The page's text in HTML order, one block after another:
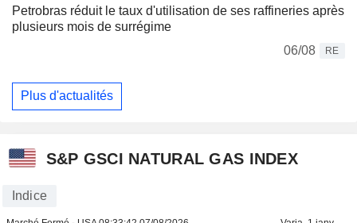
Petrobras réduit le taux d'utilisation de ses raffineries après
plusieurs mois de surrégime
06/08
RE
Plus d'actualités
S&P GSCI NATURAL GAS INDEX
Indice